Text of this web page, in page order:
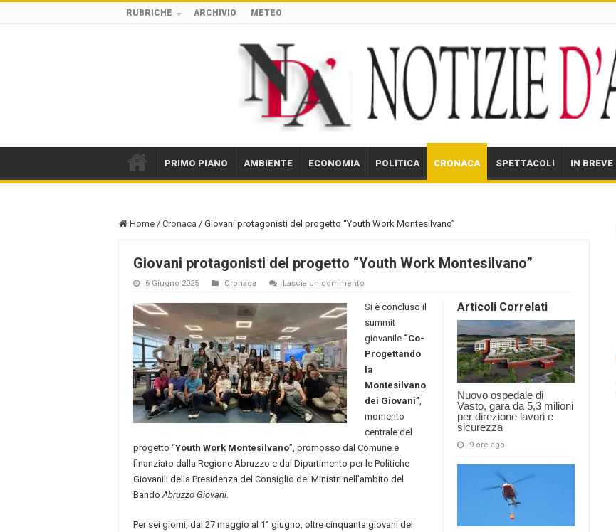
RUBRICHE ARCHIVIO METEO
PRIMO PIANO AMBIENTE ECONOMIA POLITICA CRONACA SPETTACOLI IN BREVE
Home / Cronaca / Giovani protagonisti del progetto “Youth Work Montesilvano”
Giovani protagonisti del progetto “Youth Work Montesilvano”
6 Giugno 2025 Cronaca Lascia un commento
Articoli Correlati
Nuovo ospedale di
Vasto, gara da 5,3 milioni
per direzione lavori e
sicurezza
9 ore ago
Si è concluso il
summit
giovanile “Co-
Progettando
la
Montesilvano
dei Giovani”
momento
centrale del
progetto “Youth Work Montesilvano”, promosso dal Comune e
finanziato dalla Regione Abruzzo e dal Dipartimento per le Politiche
Giovanili della Presidenza del Consiglio dei Ministri nell’ambito del
Bando Abruzzo Giovani
Per sei giorni, dal 27 maggio al 1° giugno, oltre cinquanta giovani del